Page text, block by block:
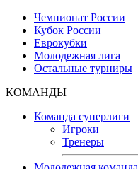
Чемпионат России
Кубок России
Еврокубки
Молодежная лига
Остальные турниры
КОМАНДЫ
Команда суперлиги
Игроки
Тренеры